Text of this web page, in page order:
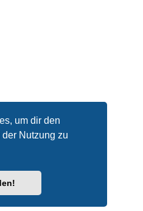
um dir den
Nutzung zu